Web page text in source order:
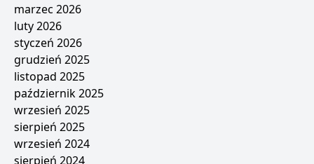
marzec 2026
luty 2026
styczeń 2026
grudzień 2025
listopad 2025
październik 2025
wrzesień 2025
sierpień 2025
wrzesień 2024
sierpień 2024